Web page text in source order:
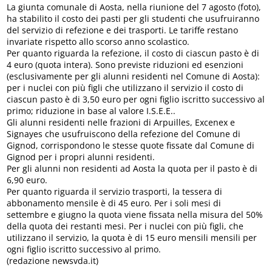
La giunta comunale di Aosta, nella riunione del 7 agosto (foto),
ha stabilito il costo dei pasti per gli studenti che usufruiranno
del servizio di refezione e dei trasporti. Le tariffe restano
invariate rispetto allo scorso anno scolastico.
Per quanto riguarda la refezione, il costo di ciascun pasto è di
4 euro (quota intera). Sono previste riduzioni ed esenzioni
(esclusivamente per gli alunni residenti nel Comune di Aosta):
per i nuclei con più figli che utilizzano il servizio il costo di
ciascun pasto è di 3,50 euro per ogni figlio iscritto successivo al
primo; riduzione in base al valore I.S.E.E..
Gli alunni residenti nelle frazioni di Arpuilles, Excenex e
Signayes che usufruiscono della refezione del Comune di
Gignod, corrispondono le stesse quote fissate dal Comune di
Gignod per i propri alunni residenti.
Per gli alunni non residenti ad Aosta la quota per il pasto è di
6,90 euro.
Per quanto riguarda il servizio trasporti, la tessera di
abbonamento mensile è di 45 euro. Per i soli mesi di
settembre e giugno la quota viene fissata nella misura del 50%
della quota dei restanti mesi. Per i nuclei con più figli, che
utilizzano il servizio, la quota è di 15 euro mensili mensili per
ogni figlio iscritto successivo al primo.
(redazione newsvda.it)